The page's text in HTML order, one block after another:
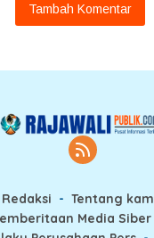
Tambah Komentar
Redaksi
Tentang
Media Siber